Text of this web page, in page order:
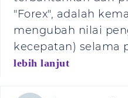
"Forex", adalah
mengubah nilai
kecepatan) selama
lebih lanjut